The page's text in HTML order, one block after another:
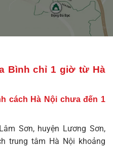
Bình chỉ 1 giờ từ Hà
cách Hà Nội chưa đến 1
Sơn, huyện Lương Sơn,
trung tâm Hà Nội khoảng